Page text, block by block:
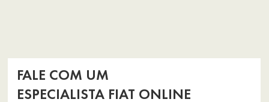
FALE COM UM
ESPECIALISTA FIAT ONLINE